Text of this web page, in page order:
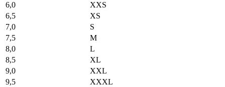
6,0
XXS
6,5
XS
7,0
S
7,5
M
8,0
L
8,5
XL
9,0
XXL
9,5
XXXL